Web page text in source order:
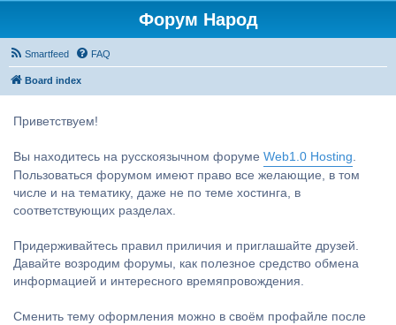
Форум Народ
Smartfeed FAQ
Board index
Приветствуем!
Вы находитесь на русскоязычном форуме Web1.0 Hosting.
Пользоваться форумом имеют право все желающие, в том
числе и на тематику, даже не по теме хостинга, в
соответствующих разделах.
Придерживайтесь правил приличия и приглашайте друзей.
Давайте возродим форумы, как полезное средство обмена
информацией и интересного времяпровождения.
Сменить тему оформления можно в своём профайле после